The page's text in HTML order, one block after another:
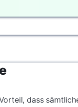
dass